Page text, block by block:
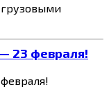
грузовыми
23 февраля!